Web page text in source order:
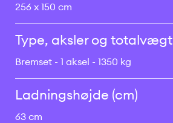
256 x 150 cm
Type, aksler og totalvægt
Bremset 1 aksel 1350 kg
Ladningshøjde (cm)
63 cm